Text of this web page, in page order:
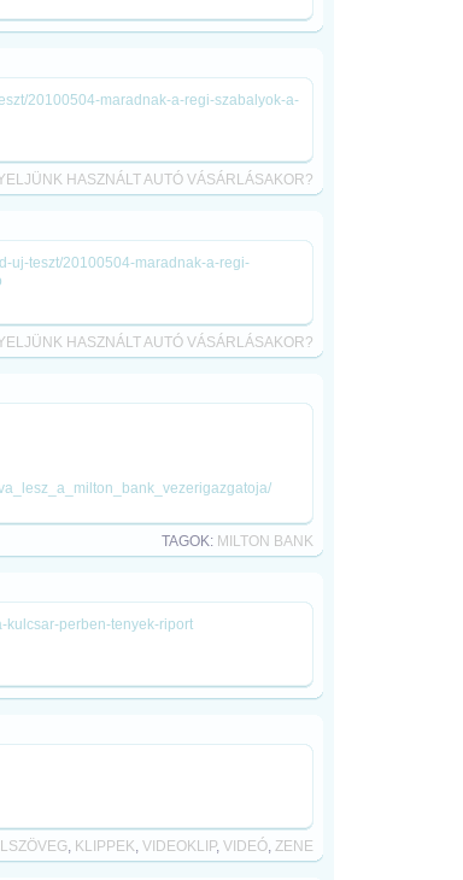
20100504-maradnak-a-regi-szabalyok-a-
HASZNÁLT AUTÓ VÁSÁRLÁSAKOR?
uj-teszt/20100504-maradnak-a-regi-
HASZNÁLT AUTÓ VÁSÁRLÁSAKOR?
TAGOK: MILTON BANK
kulcsar-perben-tenyek-riport
, KLIPPEK, VIDEOKLIP, VIDEÓ, ZENE